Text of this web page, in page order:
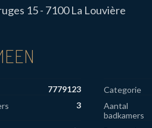
15 - 7100 La Louvière
7779123 Categorie
3
Aantal
badkamers